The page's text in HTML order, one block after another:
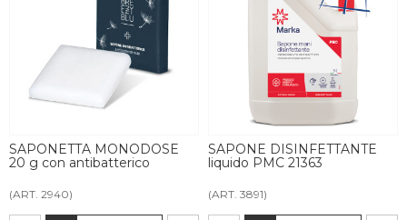
SAPONETTA MONODOSE
20 g con antibatterico
(ART. 2940)
SAPONE DISINFETTANTE
liquido PMC 21363
(ART. 3891)